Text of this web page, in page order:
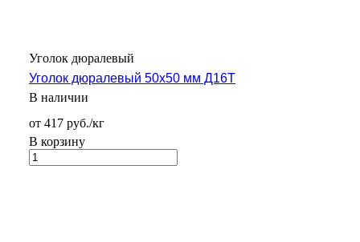
Уголок дюралевый
Уголок дюралевый 50х50 мм Д16Т
В наличии
от 417 руб./кг
В корзину